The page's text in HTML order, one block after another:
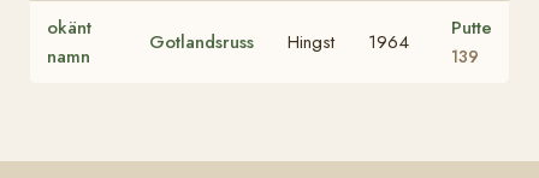
okänt
namn
Gotlandsruss Hingst 1964
Putte
139